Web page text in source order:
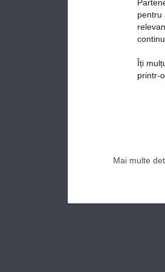
pentru
Îți
printr-
Mai multe